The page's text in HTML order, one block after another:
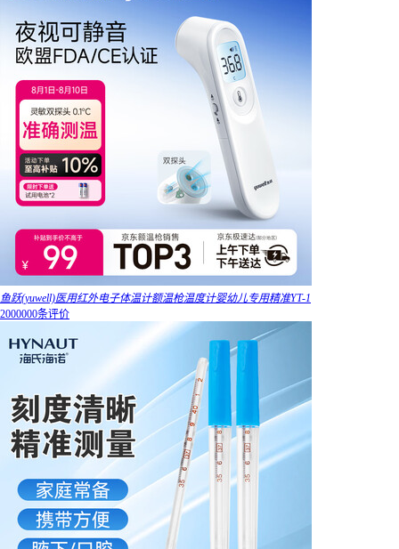
鱼跃(yuwell)医用红外电子体温计额温枪温度计婴幼儿专用精准YT-1
2000000条评价